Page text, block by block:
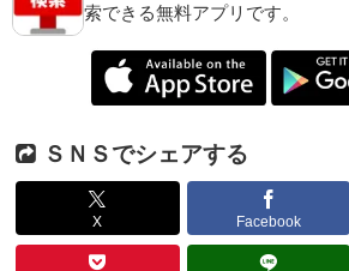
索できる無料アプリです。
ＳＮＳでシェアする
X Facebook